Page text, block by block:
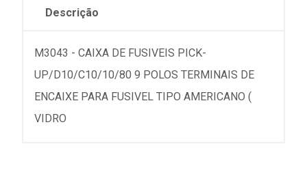
Descrição
M3043 - CAIXA DE FUSIVEIS PICK-
UP/D10/C10/10/80 9 POLOS TERMINAIS DE
ENCAIXE PARA FUSIVEL TIPO AMERICANO (
VIDRO